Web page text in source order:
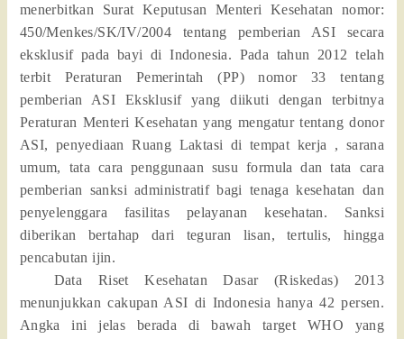
menerbitkan Surat Keputusan Menteri Kesehatan nomor:
450/Menkes/SK/IV/2004 tentang pemberian ASI secara
eksklusif pada bayi di Indonesia. Pada tahun 2012 telah
terbit Peraturan Pemerintah (PP) nomor 33 tentang
pemberian ASI Eksklusif yang diikuti dengan terbitnya
Peraturan Menteri Kesehatan yang mengatur tentang donor
ASI, penyediaan Ruang Laktasi di tempat kerja , sarana
umum, tata cara penggunaan susu formula dan tata cara
pemberian sanksi administratif bagi tenaga kesehatan dan
penyelenggara fasilitas pelayanan kesehatan. Sanksi
diberikan bertahap dari teguran lisan, tertulis, hingga
pencabutan ijin.
Data Riset Kesehatan Dasar (Riskedas) 2013
menunjukkan cakupan ASI di Indonesia hanya 42 persen.
Angka ini jelas berada di bawah target WHO yang